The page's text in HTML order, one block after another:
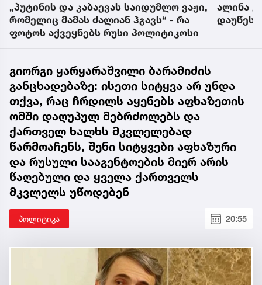
„პუტინის და კაბაევას საიდუმლო ვაჟი,
რომელიც მამას ძალიან ჰგავს“ - რა
ფოტოს აქვეყნებს რუსი პოლიტიკოსი
ალინა
დაუწესა
გიორგი ყარყარაშვილი ბარამიძის
განცხადებაზე: ისეთი სიტყვა არ უნდა
თქვა, რაც ჩრდილს აყენებს აფხაზეთის
ომში დაღუპულ მებრძოლებს და
ქართველ ხალხს მკვლელებად
წარმოაჩენს, შენი სიტყვები აფხაზური
და რუსული სააგენტოების მიერ არის
წაღებული და ყველა ქართველს
მკვლელს უწოდებენ
პოლიტიკა 20:55